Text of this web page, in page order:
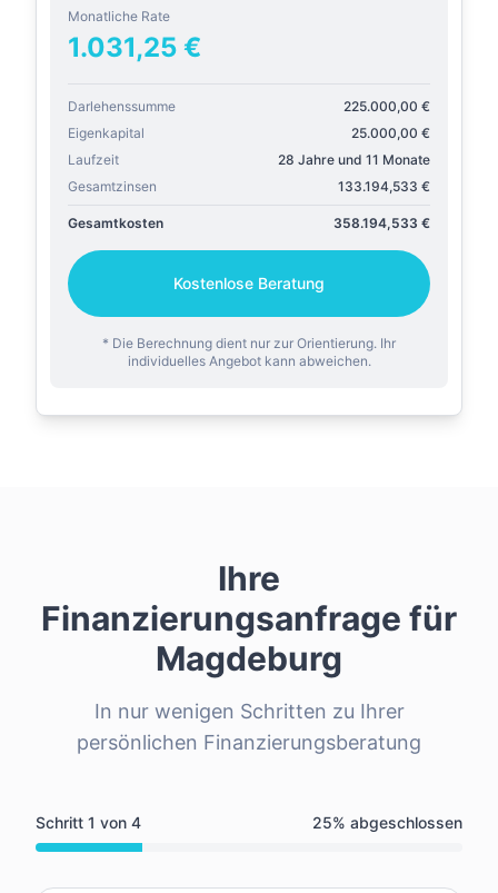
Monatliche Rate
1.031,25 €
Darlehenssumme 225.000,00 €
Eigenkapital
25.000,00 €
Laufzeit
28 Jahre und 11 Monate
Gesamtzinsen
133.194,533 €
Gesamtkosten 358.194,533 €
Kostenlose Beratung
* Die Berechnung dient nur zur Orientierung. Ihr
individuelles Angebot kann abweichen.
Ihre
Finanzierungsanfrage für
Magdeburg
In nur wenigen Schritten zu Ihrer
persönlichen Finanzierungsberatung
Schritt 1 von 4 25% abgeschlossen